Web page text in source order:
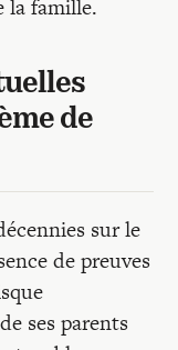
la famille.
de
sur le
de preuves
ses parents